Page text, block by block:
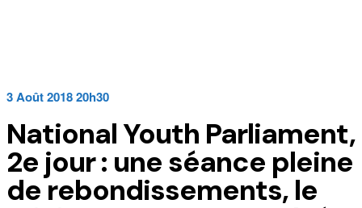
3 Août 2018 20h30
National Youth Parliament,
2e jour : une séance pleine
de rebondissements, le